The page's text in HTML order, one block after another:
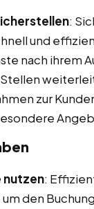
:
und
nach ihrem
zur
nutzen:
den